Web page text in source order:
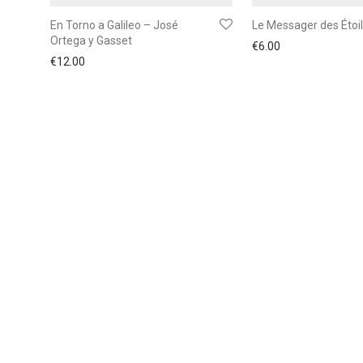
En Torno a Galileo – José
Ortega y Gasset
€12.00
Le Messager des
€6.00